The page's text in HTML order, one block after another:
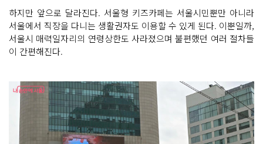
하지만 앞으로 달라진다. 서울형 키즈카페는 서울시민뿐만 아니라
서울에서 직장을 다니는 생활권자도 이용할 수 있게 된다. 이뿐일까,
서울시 매력일자리의 연령상한도 사라졌으며 불편했던 여러 절차들
이 간편해진다.